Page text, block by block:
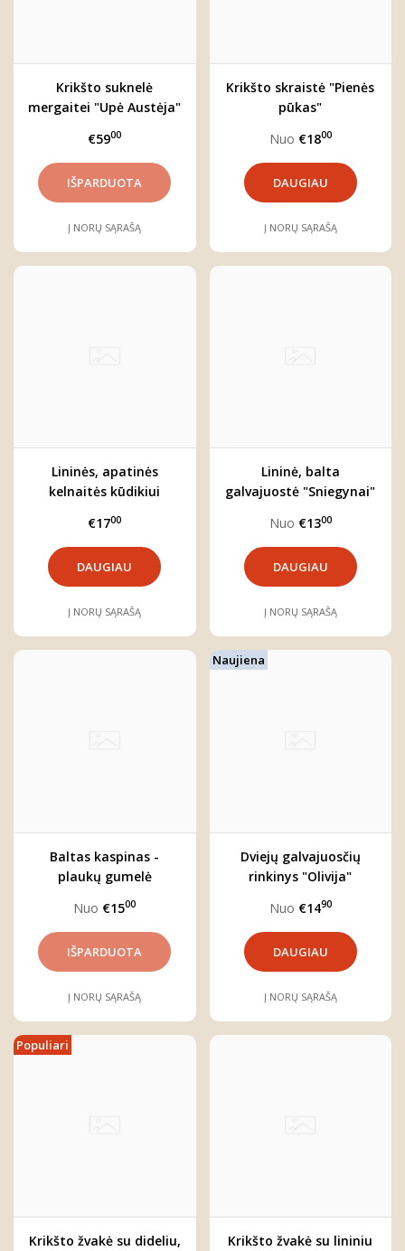
Krikšto suknelė
mergaitei "Upė Austėja"
€5900
Į NORŲ SĄRAŠĄ
Krikšto skraistė "Pienės
pūkas"
Nuo €1800
DAUGIAU
Į NORŲ SĄRAŠĄ
Lininės, apatinės
kelnaitės kūdikiui
€1700
DAUGIAU
Į NORŲ SĄRAŠĄ
Lininė, balta
galvajuostė "Sniegynai"
Nuo €1300
DAUGIAU
Į NORŲ SĄRAŠĄ
Baltas kaspinas -
plaukų gumelė
Nuo €1500
Į NORŲ SĄRAŠĄ
Naujiena
Dviejų galvajuosčių
rinkinys "Olivija"
Nuo €1490
DAUGIAU
Į NORŲ SĄRAŠĄ
Populiari
Krikšto žvakė su dideliu, Krikšto žvakė su lininiu